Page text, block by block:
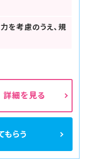
を考慮のうえ、規
詳細を見る
もらう